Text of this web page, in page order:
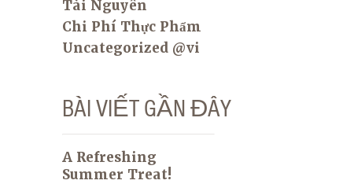
Tài Nguyên
Chi Phí Thực Phẩm
Uncategorized @vi
BÀI VIẾT GẦN ĐÂY
A Refreshing
Summer Treat!